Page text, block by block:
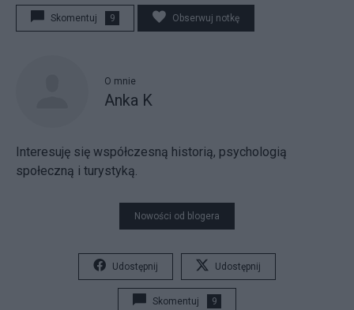
Skomentuj 9 Obserwuj notkę
O mnie
Anka K
Interesuję się współczesną historią, psychologią
społeczną i turystyką.
Nowości od blogera
Udostępnij Udostępnij
Skomentuj 9